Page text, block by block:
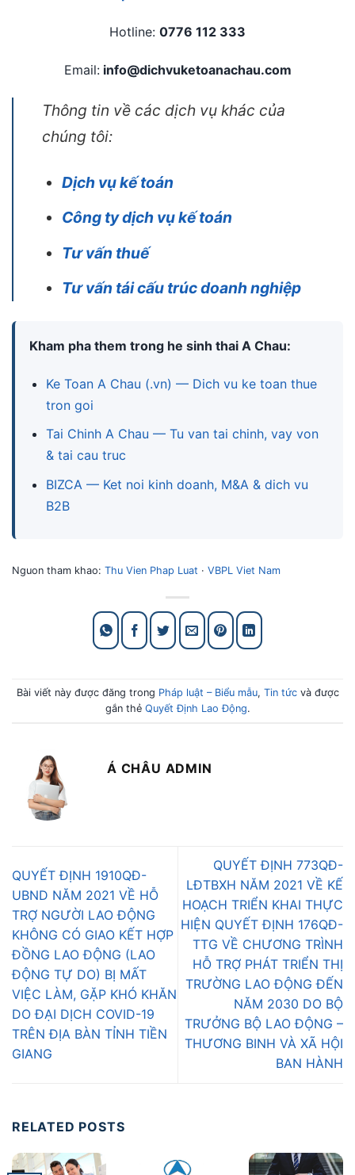
Hotline: 0776 112 333
Email:info@dichvuketoanachau.com
Thông tin về các dịch vụ khác của
chúng tôi:
Dịch vụ kế toán
Công ty dịch vụ kế toán
Tư vấn thuế
Tư vấn tái cấu trúc doanh nghiệp
Kham pha them trong he sinh thai A Chau:
Ke Toan A Chau (.vn) — Dich vu ke toan thue
tron goi
Tai Chinh A Chau — Tu van tai chinh, vay von
& tai cau truc
BIZCA — Ket noi kinh doanh, M&A & dich vu
B2B
Nguon tham khao: Thu Vien Phap Luat · VBPL Viet Nam
Bài viết này được đăng trong Pháp luật – Biểu mẫu, Tin tứcvà được
gắn thẻ Quyết Định Lao Động.
Á CHÂU ADMIN
QUYẾT ĐỊNH 1910QĐ-
UBND NĂM 2021 VỀ HỖ
TRỢ NGƯỜI LAO ĐỘNG
KHÔNG CÓ GIAO KẾT HỢP
ĐỒNG LAO ĐỘNG (LAO
ĐỘNG TỰ DO) BỊ MẤT
VIỆC LÀM, GẶP KHÓ KHĂN
DO ĐẠI DỊCH COVID-19
TRÊN ĐỊA BÀN TỈNH TIỀN
GIANG
QUYẾT ĐỊNH 773QĐ-
LĐTBXH NĂM 2021 VỀ KẾ
HOẠCH TRIỂN KHAI THỰC
HIỆN QUYẾT ĐỊNH 176QĐ-
TTG VỀ CHƯƠNG TRÌNH
HỖ TRỢ PHÁT TRIỂN THỊ
TRƯỜNG LAO ĐỘNG ĐẾN
NĂM 2030 DO BỘ
TRƯỞNG BỘ LAO ĐỘNG –
THƯƠNG BINH VÀ XÃ HỘI
BAN HÀNH
RELATED POSTS